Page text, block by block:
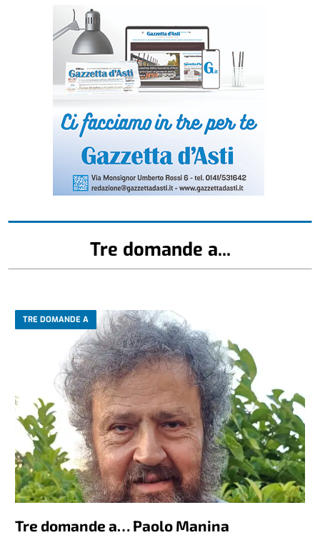
Tre domande a...
TRE DOMANDE A
Tre domande a… Paolo Manina